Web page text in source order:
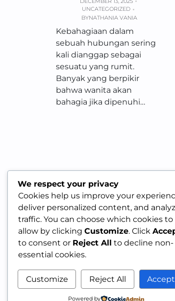
UNCATEGORIZED
BYNATHANIA VANIA
Kebahagiaan dalam
sebuah hubungan sering
kali dianggap sebagai
sesuatu yang rumit.
Banyak yang berpikir
bahwa wanita akan
bahagia jika dipenuhi…
We respect your privacy
Cookies help us improve your
deliver personalized content, and
traffic. You can choose which cookies to
allow by clicking Customize. Click
to consent or Reject All to decline non-
essential cookies.
Customize Reject All
Powered by